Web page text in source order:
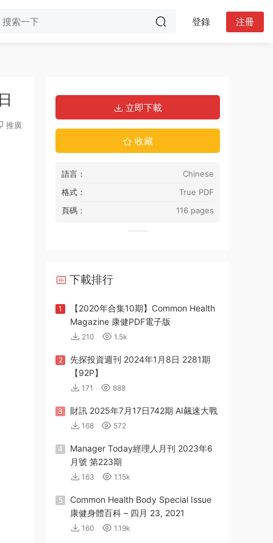
登錄 注冊
推廣
立即下載
收藏
語言：
Chinese
格式：
True PDF
頁碼：
116 pages
下載排行
1
【2020年合集10期】Common Health
Magazine 康健PDF電子版
210 1.5k
2
先探投資週刊 2024年1月8日 2281期
【92P】
171 888
3 財訊 2025年7月17日742期 AI飆速大戰
168 572
4
Manager Today經理人月刊 2023年6
月號 第223期
163 1.15k
5
Common Health Body Special Issue
康健身體百科 – 四月 23, 2021
160 1.19k